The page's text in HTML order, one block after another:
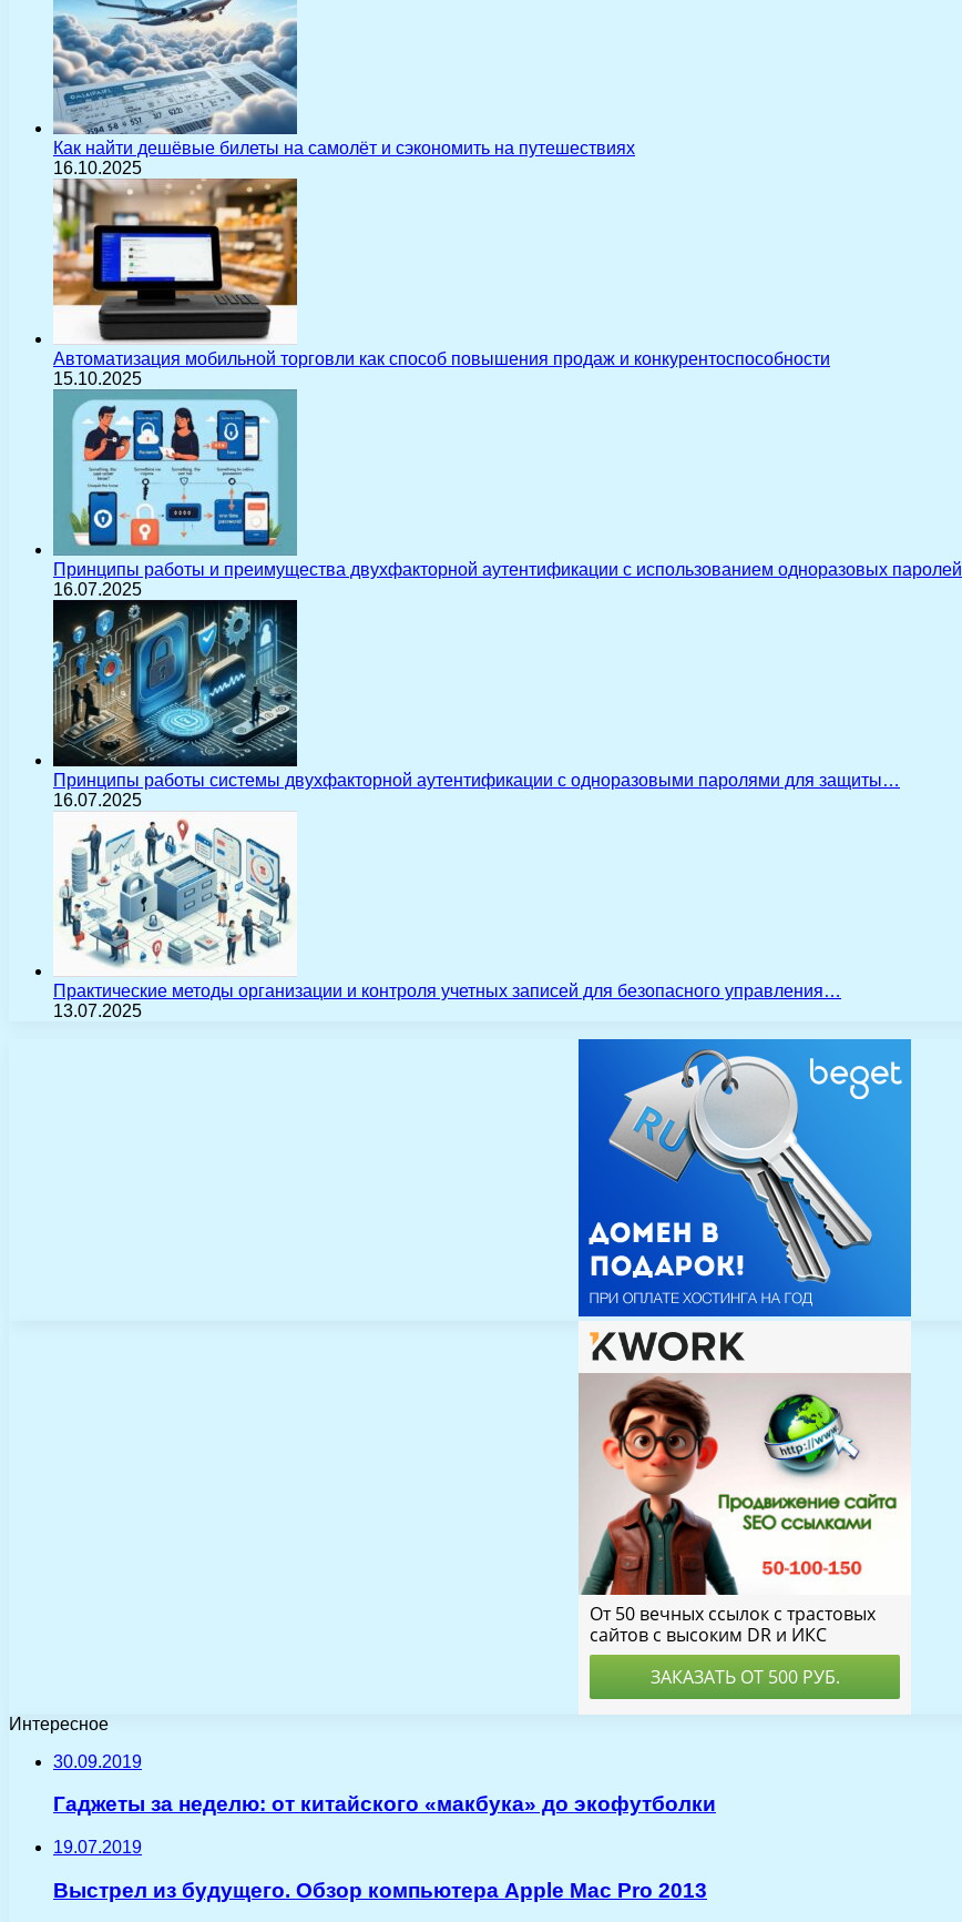
Как найти дешёвые билеты на самолёт и сэкономить на путешествиях
16.10.2025
Автоматизация мобильной торговли как способ повышения продаж и конкурентоспособности
15.10.2025
Принципы работы и преимущества двухфакторной аутентификации с использованием одноразовых паролей
16.07.2025
Принципы работы системы двухфакторной аутентификации с одноразовыми паролями для защиты…
16.07.2025
Практические методы организации и контроля учетных записей для безопасного управления…
13.07.2025
Интересное
30.09.2019
Гаджеты за неделю: от китайского «макбука» до экофутболки
19.07.2019
Выстрел из будущего. Обзор компьютера Apple Mac Pro 2013